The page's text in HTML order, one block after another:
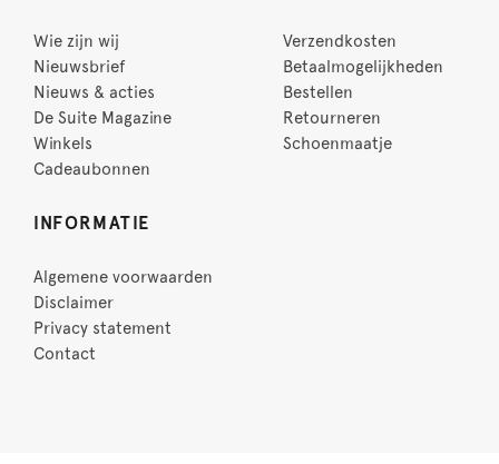
Wie zijn wij
Nieuwsbrief
Nieuws & acties
De Suite Magazine
Winkels
Cadeaubonnen
Verzendkosten
Betaalmogelijkheden
Bestellen
Retourneren
Schoenmaatje
INFORMATIE
Algemene voorwaarden
Disclaimer
Privacy statement
Contact